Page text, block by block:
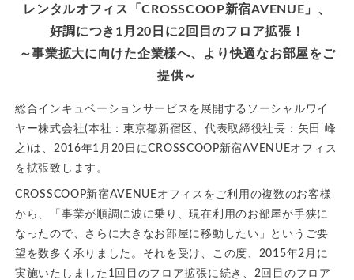
レンタルオフィス「CROSSCOOP新宿AVENUE」、
好調につき1月20日に2回目のフロア拡張！
～事業拡大に向けた企業様へ、より快適なお部屋をご
提供～
総合インキュベーションサービスを展開するソーシャルワイ
ヤー株式会社(本社：東京都新宿区、代表取締役社長：矢田 峰
之)は、2016年1月20日にCROSSCOOP新宿AVENUEオフィス
を拡張致します。
CROSSCOOP新宿AVENUEオフィスをご利用の複数のお客様
から、「事業が順調に波に乗り、現在利用のお部屋が手狭に
なったので、さらに大きなお部屋に移動したい」というご要
望を数多く承りました。それを受け、この度、2015年2月に
実施いたしました1回目のフロア拡張に続き、2回目のフロア